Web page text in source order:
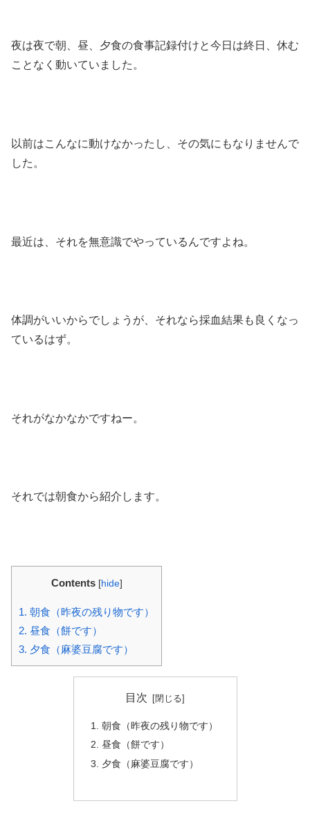
夜は夜で朝、昼、夕食の食事記録付けと今日は終日、休む
ことなく動いていました。
以前はこんなに動けなかったし、その気にもなりませんで
した。
最近は、それを無意識でやっているんですよね。
体調がいいからでしょうが、それなら採血結果も良くなっ
ているはず。
それがなかなかですねー。
それでは朝食から紹介します。
Contents [hide]
1. 朝食（昨夜の残り物です）
2. 昼食（餅です）
3. 夕食（麻婆豆腐です）
目次
朝食（昨夜の残り物です）
昼食（餅です）
夕食（麻婆豆腐です）